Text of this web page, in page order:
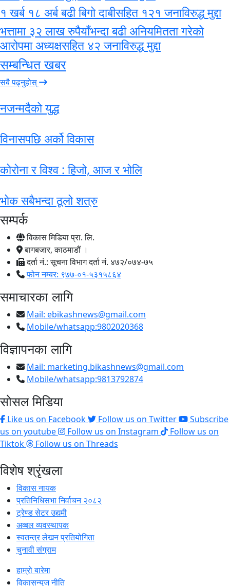
१ खर्ब १८ अर्ब बढी बिगो दाबीसहित १२१ जनाविरुद्ध मुद्दा
भत्तामा ३२ लाख रुपैयाँभन्दा बढी अनियमितता गरेको
आरोपमा अध्यक्षसहित ४२ जनाविरुद्ध मुद्दा
सम्बन्धित खबर
सबै पढ्नुहोस्
नजन्मदैको युद्ध
विनासपछि अर्को विकास
कोरोना र विश्व : हिजो, आज र भोलि
भोक सबैभन्दा ठूलो शत्रु
सम्पर्क
विकास मिडिया प्रा. लि.
बागबजार, काठमाडौं ।
दर्ता नं.: सूचना विभाग दर्ता नं. ४७२/०७४-७५
फोन नम्बर: ९७७-०१-५३१५८६४
समाचारका लागि
Mail: ebikashnews@gmail.com
Mobile/whatsapp:9802020368
विज्ञापनका लागि
Mail: marketing.bikashnews@gmail.com
Mobile/whatsapp:9813792874
सोसल मिडिया
Like us on Facebook Follow us on Twitter
Subscribe
us on youtube
Follow us on Instagram
Follow us on
Tiktok
Follow us on Threads
विशेष श्रृंखला
विकास नायक
प्रतिनिधिसभा निर्वाचन २०८२
ट्रेण्ड सेटर उद्यमी
अव्बल व्यवस्थापक
स्वतन्त्र लेखन प्रतियोगिता
चुनावी संग्राम
हाम्रो बारेमा
विकासन्युज नीति